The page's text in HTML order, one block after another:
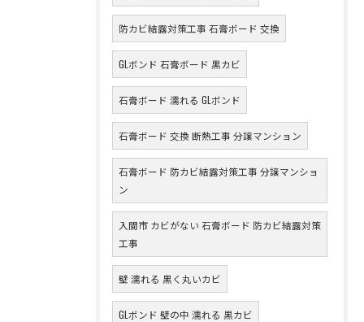
防カビ結露対策工事 石膏ボード 交換
GLボンド 石膏ボード 黒カビ
石膏ボード 濡れる GLボンド
石膏ボード 交換 断熱工事 分譲マンション
石膏ボード 防カビ結露対策工事 分譲マンショ
ン
入間市 カビがない 石膏ボード 防カビ結露対策
工事
壁 濡れる 黒く丸いカビ
GLボンド 壁の中 濡れる 黒カビ